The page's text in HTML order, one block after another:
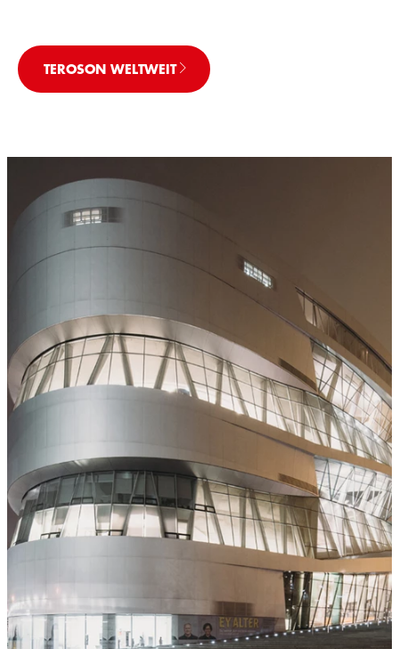
TEROSON WELTWEIT